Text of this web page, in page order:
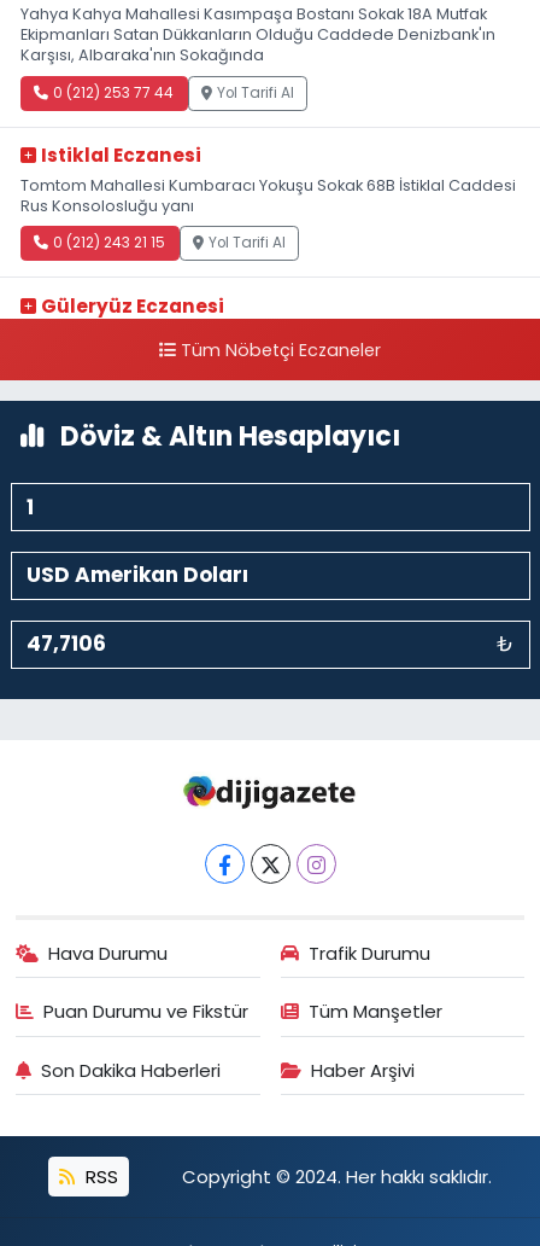
Yahya Kahya Mahallesi Kasımpaşa Bostanı Sokak 18A Mutfak
Ekipmanları Satan Dükkanların Olduğu Caddede Denizbank'ın
Karşısı, Albaraka'nın Sokağında
0 (212) 253 77 44 Yol Tarifi Al
Istiklal Eczanesi
Tomtom Mahallesi Kumbaracı Yokuşu Sokak 68B İstiklal Caddesi
Rus Konsolosluğu yanı
0 (212) 243 21 15 Yol Tarifi Al
Güleryüz Eczanesi
kalaycıbahçe Meydana DoğruTüm Nöbetçi Eczaneler
Döviz & Altın Hesaplayıcı
₺
Hava Durumu Trafik Durumu
Puan Durumu ve Fikstür Tüm Manşetler
Son Dakika Haberleri Haber Arşivi
RSS Copyright © 2024. Her hakkı saklıdır.